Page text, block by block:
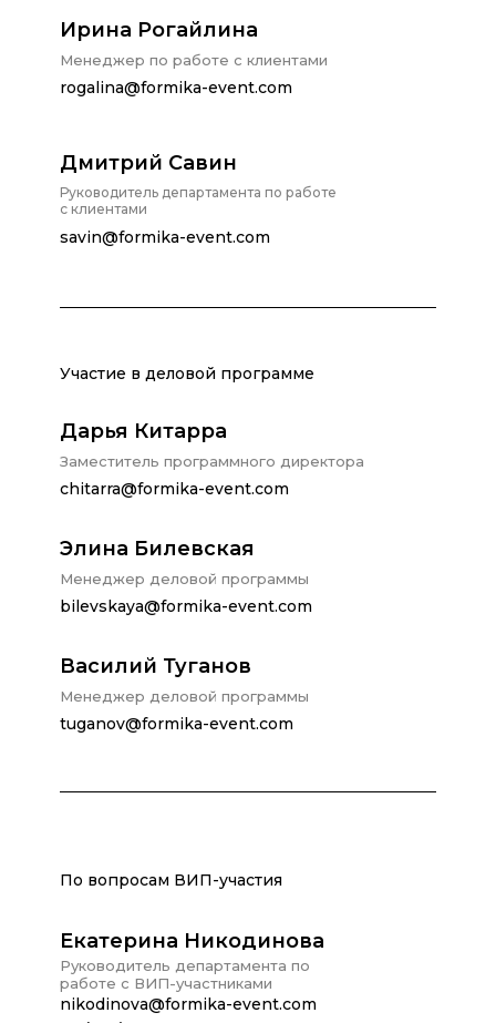
Участие в деловой программе
Дарья Китарра
Заместитель программного директора
chitarra@formika-event.com
Василий Туганов
Менеджер деловой программы
tuganov@formika-event.com
Элина Билевская
Менеджер деловой программы
bilevskaya@formika-event.com
По вопросам ВИП-участия
Екатерина Никодинова
Руководитель департамента по
работе с ВИП-участниками
nikodinova@formika-event.com
rogalina@formika-event.com
Ирина Рогайлина
Менеджер по работе с клиентами
Руководитель департамента по работе
с клиентами
savin@formika-event.com
Дмитрий Савин